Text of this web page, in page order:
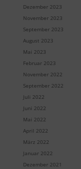
Dezember 2023
November 2023
September 2023
August 2023
Mai 2023
Februar 2023
November 2022
September 2022
Juli 2022
Juni 2022
Mai 2022
April 2022
März 2022
Januar 2022
Dezember 2021